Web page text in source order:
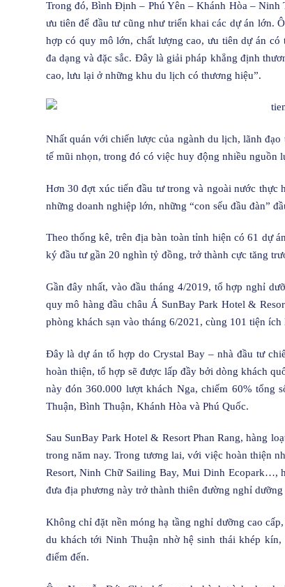
Trong đó, Bình Định – Phú Yên – Khánh Hòa –
ưu tiên để đầu tư cũng như triển khai các dự án lớn.
hợp có quy mô lớn, chất lượng cao, ưu tiên dự án
đa dạng và đặc sắc. Đây là giải pháp khẳng định
cao, lưu lại ở những khu du lịch có thương hiệu”.
Nhất quán với chiến lược của ngành du lịch, lãnh
tế mũi nhọn, trong đó có việc huy động nhiều nguồn
Hơn 30 đợt xúc tiến đầu tư trong và ngoài nước
những doanh nghiệp lớn, những “con sếu đầu đàn”
Theo thống kê, trên địa bàn toàn tỉnh hiện có 61 dự
ký đầu tư gần 20 nghìn tỷ đồng, trở thành cực tăng
Gần đây nhất, vào đầu tháng 4/2019, tổ hợp nghỉ
quy mô hàng đầu châu Á SunBay Park Hotel &
phòng khách sạn vào tháng 6/2021, cùng 101 tiện ích
Đây là dự án tổ hợp do Crystal Bay – nhà đầu tư
hoàn thiện, tổ hợp sẽ được lấp đầy bởi dòng khách
này đón 360.000 lượt khách Nga, chiếm 60% tổng
Thuận, Bình Thuận, Khánh Hòa và Phú Quốc.
Sau SunBay Park Hotel & Resort Phan Rang, hàng
trong năm nay. Trong tương lai, với việc hoàn thiện
Resort, Ninh Chữ Sailing Bay, Mui Dinh Ecopark…,
đưa địa phương này trở thành thiên đường nghỉ
Không chỉ đặt nền móng hạ tầng nghỉ dưỡng cao
du khách tới Ninh Thuận nhờ hệ sinh thái khép
điểm đến.